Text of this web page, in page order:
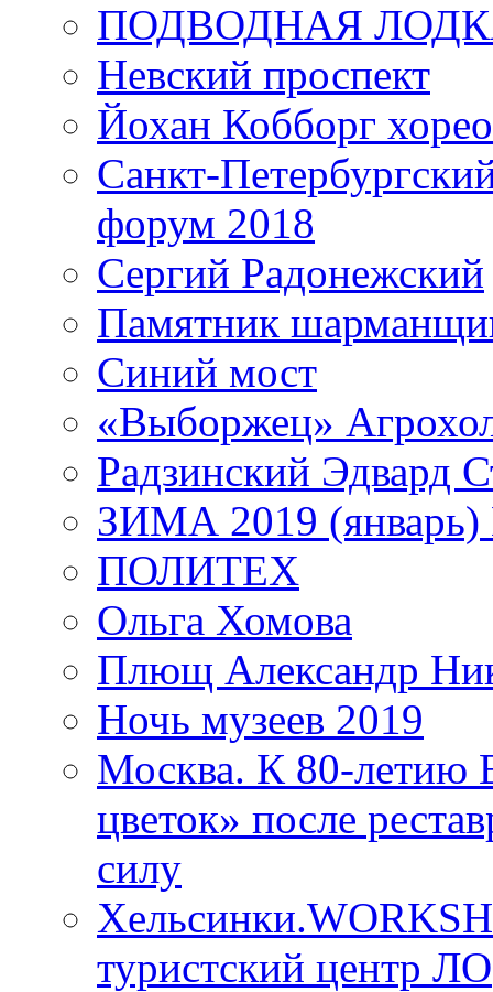
ПОДВОДНАЯ
Невский проспект
Йохан Кобборг
Санкт-
форум 2018
Сергий Радонежский
Памятник
Синий мост
«Выборжец»
Радзинский Эдвард
ЗИМА 2019 (январь)
ПОЛИТЕХ
Ольга Хомова
Плющ Александр
Ночь музеев 2019
Москва. К 80-
цветок» после
силу
туристский центр ЛО